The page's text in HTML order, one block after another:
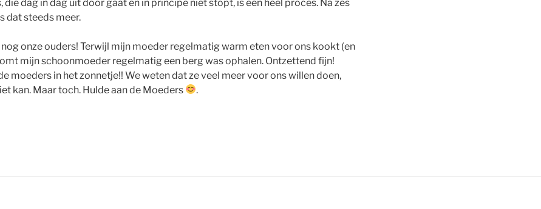
dag in dag uit door gaat en in principe niet stopt, is een heel proces. Na zes
dat steeds meer.
onze ouders! Terwijl mijn moeder regelmatig warm eten voor ons kookt (en
mijn schoonmoeder regelmatig een berg was ophalen. Ontzettend fijn!
moeders in het zonnetje!! We weten dat ze veel meer voor ons willen doen,
kan. Maar toch. Hulde aan de Moeders
.